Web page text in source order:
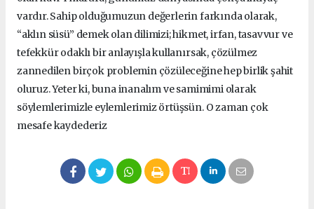
vardır. Sahip olduğumuzun değerlerin farkında olarak,
“aklın süsü” demek olan dilimizi; hikmet, irfan, tasavvur ve
tefekkür odaklı bir anlayışla kullanırsak, çözülmez
zannedilen birçok problemin çözüleceğine hep birlik şahit
oluruz. Yeter ki, buna inanalım ve samimimi olarak
söylemlerimizle eylemlerimiz örtüşsün. O zaman çok
mesafe kaydederiz